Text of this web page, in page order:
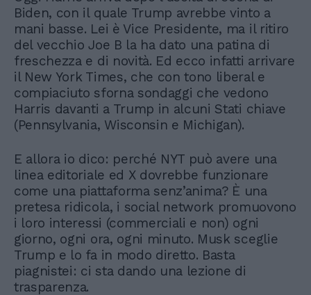
Biden, con il quale Trump avrebbe vinto a
mani basse. Lei è Vice Presidente, ma il ritiro
del vecchio Joe B la ha dato una patina di
freschezza e di novità. Ed ecco infatti arrivare
il New York Times, che con tono liberal e
compiaciuto sforna sondaggi che vedono
Harris davanti a Trump in alcuni Stati chiave
(Pennsylvania, Wisconsin e Michigan).
E allora io dico: perché NYT può avere una
linea editoriale ed X dovrebbe funzionare
come una piattaforma senz’anima? È una
pretesa ridicola, i social network promuovono
i loro interessi (commerciali e non) ogni
giorno, ogni ora, ogni minuto. Musk sceglie
Trump e lo fa in modo diretto. Basta
piagnistei: ci sta dando una lezione di
trasparenza.